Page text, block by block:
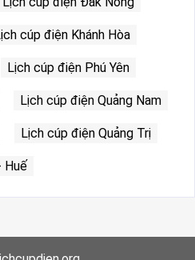
cúp điện Khánh Hòa
Lịch cúp điện Phú Yên
Lịch cúp điện Quảng Nam
Lịch cúp điện Quảng Trị
Huế